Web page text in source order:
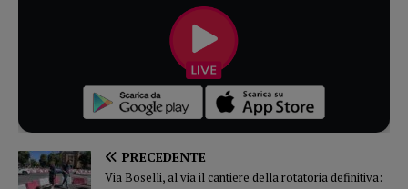
PRECEDENTE
Via Boselli, al via il cantiere della rotatoria definitiva: